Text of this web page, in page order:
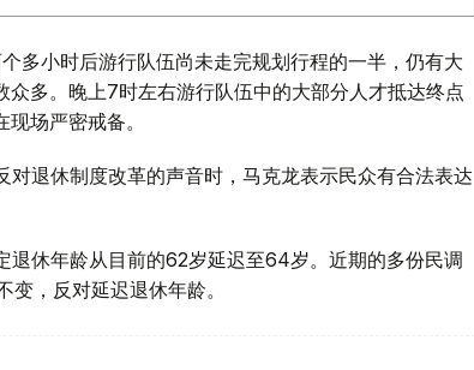
多小时后游行队伍尚未走完规划行程的一半，仍有大
多。晚上7时左右游行队伍中的大部分人才抵达终点
场严密戒备。
退休制度改革的声音时，马克龙表示民众有合法表达
退休年龄从目前的62岁延迟至64岁。近期的多份民调
，反对延迟退休年龄。